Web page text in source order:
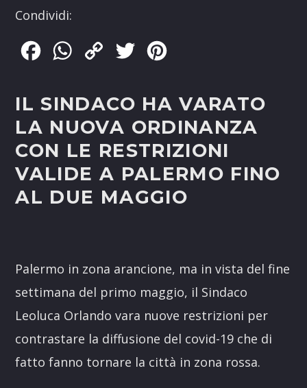
Condividi:
FacebookWhatsApp
Copy
Twitter
IL SINDACO HA VARATO
LA NUOVA ORDINANZA
CON LE RESTRIZIONI
VALIDE A PALERMO FINO
AL DUE MAGGIO
Palermo in zona arancione, ma in vista del fine
settimana del primo maggio, il Sindaco
Leoluca Orlando vara nuove restrizioni per
contrastare la diffusione del covid-19 che di
fatto fanno tornare la città in zona rossa.